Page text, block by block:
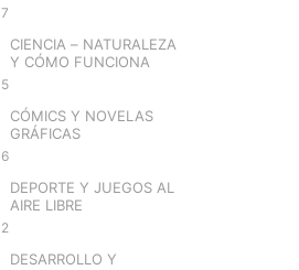
7
CIENCIA – NATURALEZA
Y CÓMO FUNCIONA
5
CÓMICS Y NOVELAS
GRÁFICAS
6
DEPORTE Y JUEGOS AL
AIRE LIBRE
2
DESARROLLO Y